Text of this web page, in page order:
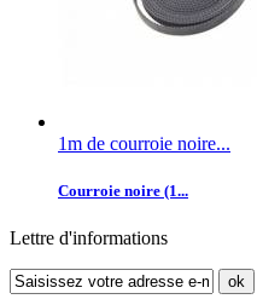
1m de courroie noire...
Courroie noire (1...
Lettre d'informations
ok